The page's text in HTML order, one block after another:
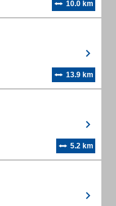
10.0 km
13.9 km
5.2 km